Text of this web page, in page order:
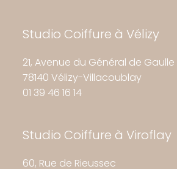
Studio Coiffure à Vélizy
21, Avenue du Général de Gaulle
78140 Vélizy-Villacoublay
01 39 46 16 14
Studio Coiffure à Viroflay
60, Rue de Rieussec